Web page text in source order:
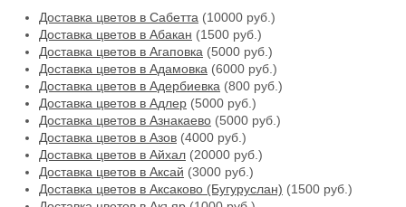
Доставка цветов в Cабетта (10000 руб.)
Доставка цветов в Абакан (1500 руб.)
Доставка цветов в Агаповка (5000 руб.)
Доставка цветов в Адамовка (6000 руб.)
Доставка цветов в Адербиевка (800 руб.)
Доставка цветов в Адлер (5000 руб.)
Доставка цветов в Азнакаево (5000 руб.)
Доставка цветов в Азов (4000 руб.)
Доставка цветов в Айхал (20000 руб.)
Доставка цветов в Аксай (3000 руб.)
Доставка цветов в Аксаково (Бугуруслан) (1500 руб.)